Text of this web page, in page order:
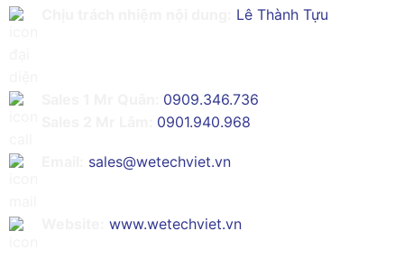
Lê Thành Tựu
0909.346.736
0901.940.968
sales@wetechviet.vn
www.wetechviet.vn